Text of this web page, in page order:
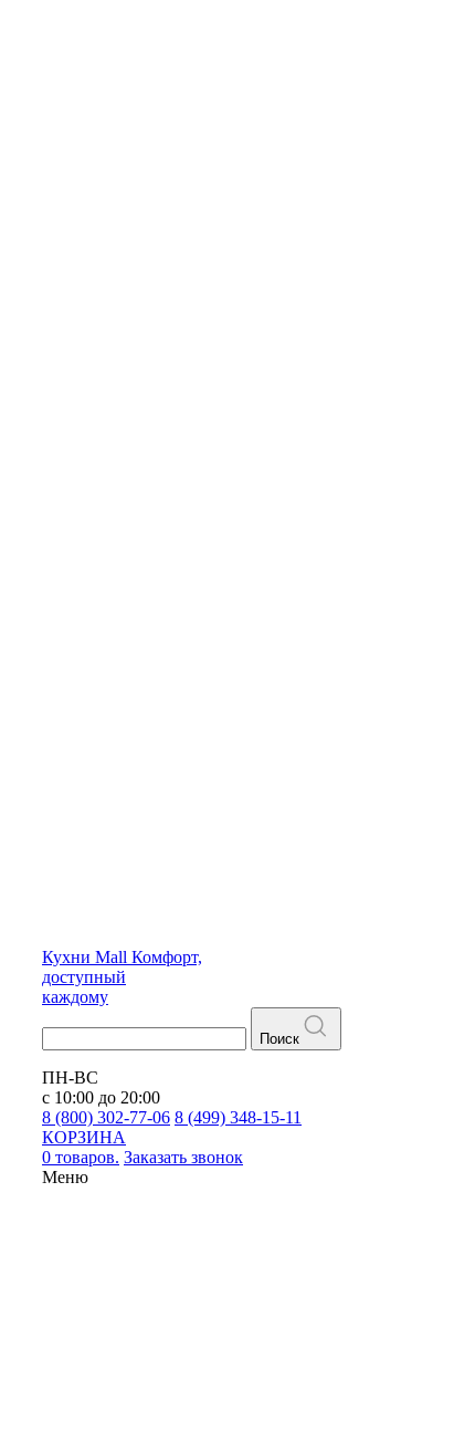
Кухни Mall Комфорт,
доступный
каждому
Поиск
ПН-ВС
с 10:00 до 20:00
8 (800) 302-77-06 8 (499) 348-15-11
КОРЗИНА
0 товаров. Заказать звонок
Меню